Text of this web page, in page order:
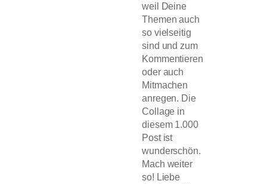
weil Deine
Themen auch
so vielseitig
sind und zum
Kommentieren
oder auch
Mitmachen
anregen. Die
Collage in
diesem 1.000
Post ist
wunderschön.
Mach weiter
so! Liebe